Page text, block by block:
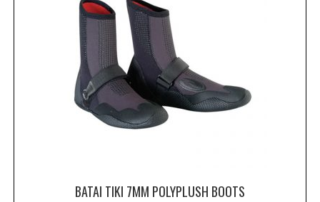
BATAI TIKI 7MM POLYPLUSH BOOTS